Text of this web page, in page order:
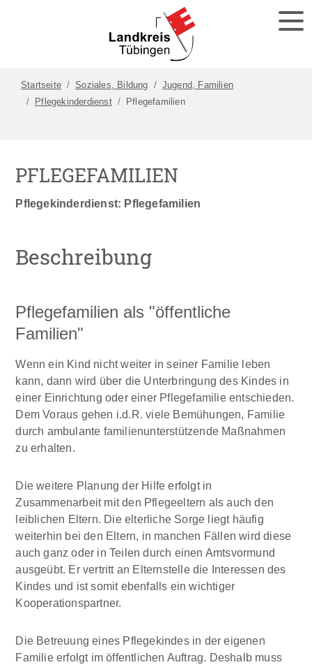
Startseite Soziales, Bildung
Jugend, Familien
Pflegekinderdienst
Pflegefamilien
PFLEGEFAMILIEN
Pflegekinderdienst: Pflegefamilien
Beschreibung
Pflegefamilien als "öffentliche
Familien"
Wenn ein Kind nicht weiter in seiner Familie leben
kann, dann wird über die Unterbringung des Kindes in
einer Einrichtung oder einer Pflegefamilie entschieden.
Dem Voraus gehen i.d.R. viele Bemühungen, Familie
durch ambulante familienunterstützende Maßnahmen
zu erhalten.
Die weitere Planung der Hilfe erfolgt in
Zusammenarbeit mit den Pflegeeltern als auch den
leiblichen Eltern. Die elterliche Sorge liegt häufig
weiterhin bei den Eltern, in manchen Fällen wird diese
auch ganz oder in Teilen durch einen Amtsvormund
ausgeübt. Er vertritt an Elternstelle die Interessen des
Kindes und ist somit ebenfalls ein wichtiger
Kooperationspartner.
Die Betreuung eines Pflegekindes in der eigenen
Familie erfolgt im öffentlichen Auftrag. Deshalb muss